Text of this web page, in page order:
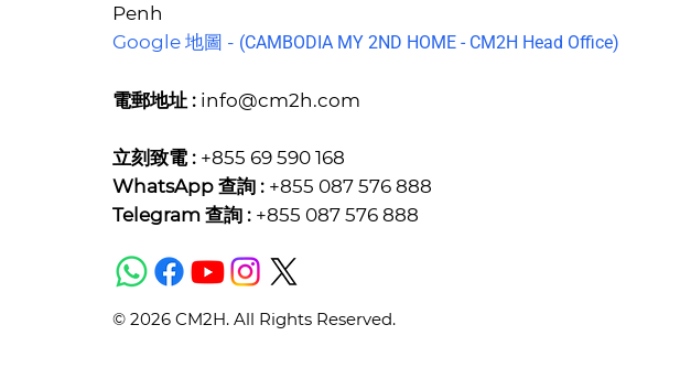
Penh
Google 地圖 - (CAMBODIA MY 2ND HOME - CM2H Head Office)
電郵地址 : info@cm2h.com
立刻致電 :+855 69 590 168
WhatsApp 查詢 :+855 087 576 888
Telegram 查詢 :+855 087 576 888
© 2026 CM2H. All Rights Reserved.